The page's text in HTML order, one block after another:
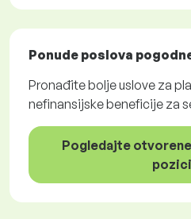
Ponude poslova
Pronađite bolje uslove za
nefinansijske beneficije za
Pogledajte